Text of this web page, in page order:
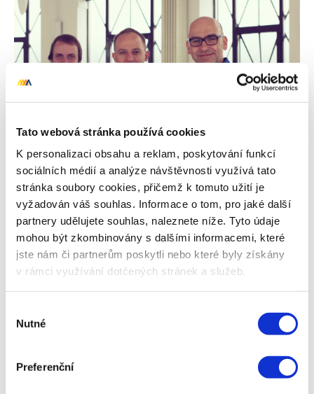
Tato webová stránka používá cookies
K personalizaci obsahu a reklam, poskytování funkcí
sociálních médií a analýze návštěvnosti využívá tato
stránka soubory cookies, přičemž k tomuto užití je
vyžadován váš souhlas. Informace o tom, pro jaké další
partnery udělujete souhlas, naleznete níže. Tyto údaje
mohou být zkombinovány s dalšími informacemi, které
jste nám či partnerům poskytli nebo které byly získány
v rámci využívání dotčených stránek a služeb.
souhlasu
Nutné
Preferenční
Autor
Kamil Gric
problematice PR a obsahu. Připravuje
případové studie, výstupy pro média i
populárně-naučné články pro náš blog.